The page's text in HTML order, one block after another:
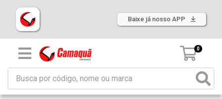
Baixe já nosso APP
0